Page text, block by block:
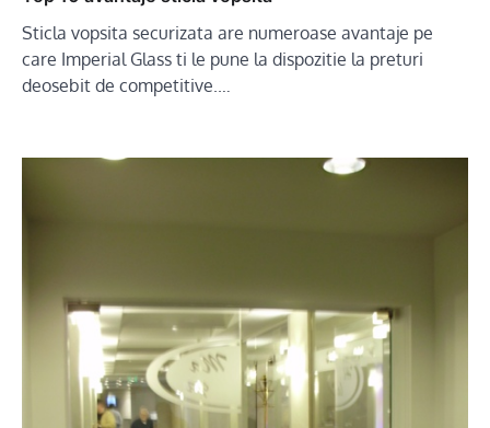
Sticla vopsita securizata are numeroase avantaje pe
care Imperial Glass ti le pune la dispozitie la preturi
deosebit de competitive.…